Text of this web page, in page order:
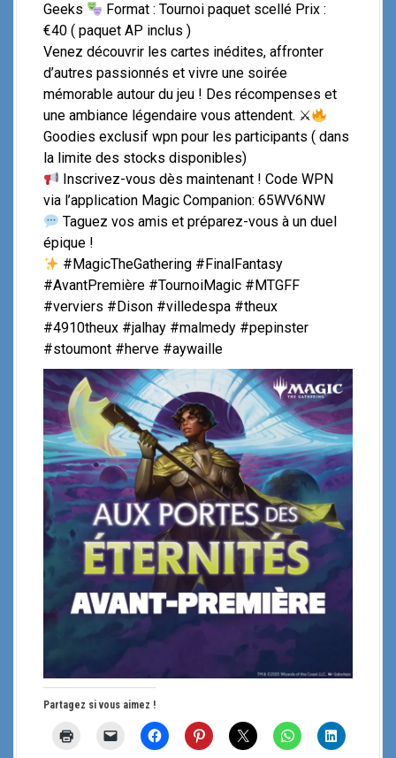
Geeks
Format : Tournoi paquet scellé Prix :
€40 ( paquet AP inclus )
Venez découvrir les cartes inédites, affronter
d’autres passionnés et vivre une soirée
mémorable autour du jeu ! Des récompenses et
une ambiance légendaire vous attendent. ⚔
Goodies exclusif wpn pour les participants ( dans
la limite des stocks disponibles)
Inscrivez-vous dès maintenant ! Code WPN
via l’application Magic Companion: 65WV6NW
Taguez vos amis et préparez-vous à un duel
épique !
#MagicTheGathering #FinalFantasy
#AvantPremière #TournoiMagic #MTGFF
#verviers #Dison #villedespa #theux
#4910theux #jalhay #malmedy #pepinster
#stoumont #herve #aywaille
Partagez si vous aimez !